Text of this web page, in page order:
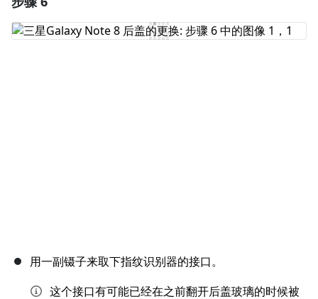
添加评论
用一副镊子来取下指纹识别器的接口。
这个接口有可能已经在之前翻开后盖玻璃的时候被